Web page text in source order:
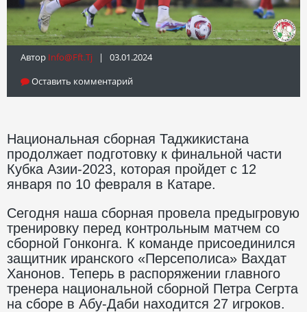
Автор Info@fft.tj | 03.01.2024
Оставить комментарий
Национальная сборная Таджикистана
продолжает подготовку к финальной части
Кубка Азии-2023, которая пройдет с 12
января по 10 февраля в Катаре.
Сегодня наша сборная провела предыгровую
тренировку перед контрольным матчем со
сборной Гонконга. К команде присоединился
защитник иранского «Персеполиса» Вахдат
Ханонов. Теперь в распоряжении главного
тренера национальной сборной Петра Сегрта
на сборе в Абу-Даби находится 27 игроков.